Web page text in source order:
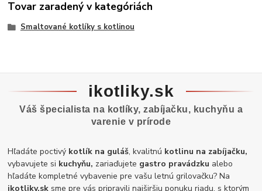
Tovar zaradený v kategóriách
Smaltované kotlíky s kotlinou
ikotliky.sk
Váš špecialista na kotlíky, zabíjačku, kuchyňu a
varenie v prírode
Hľadáte poctivý kotlík na guláš, kvalitnú kotlinu na zabíjačku,
vybavujete si kuchyňu, zariaďujete gastro pravádzku alebo
hľadáte kompletné vybavenie pre vašu letnú grilovačku? Na
ikotliky.sk sme pre vás pripravili najširšiu ponuku riadu, s ktorým